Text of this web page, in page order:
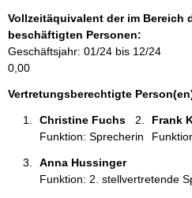
t
i
o
n
e
Vollzeitäquivalent der im Bereich
beschäftigten Personen:
Geschäftsjahr: 01/24 bis 12/24
0,00
Vertretungsberechtigte
Christine Fuchs
Funktion: Sprecherin
Frank
Anna Hussinger
Funktion: 2. stellvertretende